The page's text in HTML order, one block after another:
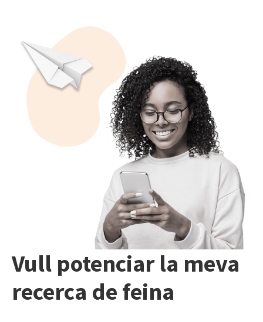
Vull potenciar la meva
recerca de feina